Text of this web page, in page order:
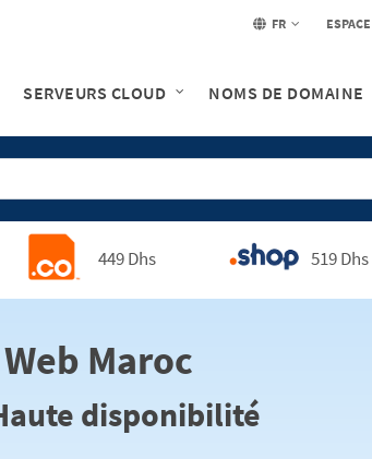
FR
SERVEURS CLOUD NOMS DE DOMAINE
449 Dhs 519 Dhs
Maroc
disponibilité